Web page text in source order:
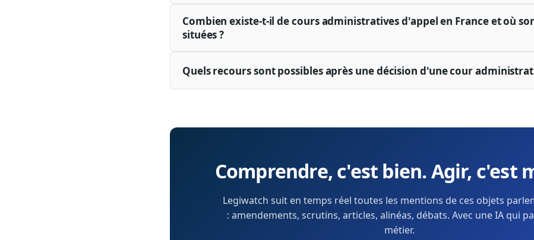
Combien existe-t-il de cours administratives d'appel en France et où
situées ?
Quels recours sont possibles après une décision d'une cour
Comprendre, c'est bien. Agir, c'est
Legiwatch suit en temps réel toutes les mentions de ces objets
: amendements, scrutins, articles, alinéas, débats. Avec une IA qui
métier.